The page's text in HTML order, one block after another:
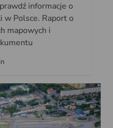
informacje o
w Polsce. Raport o
mapowych i